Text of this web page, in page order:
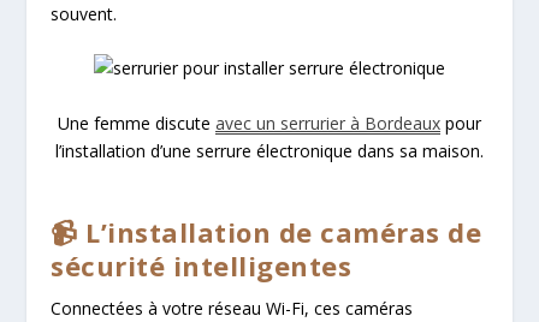
souvent.
Une femme discute avec un serrurier à Bordeaux pour
l’installation d’une serrure électronique dans sa maison.
📹 L’installation de caméras de
sécurité intelligentes
Connectées à votre réseau Wi-Fi, ces caméras